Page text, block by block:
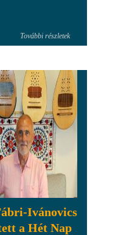
További részletek
Ivánovics
a Hét Nap